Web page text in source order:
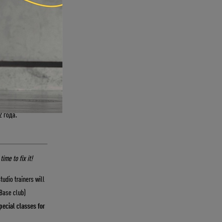
классы
позвоночник.
года.
time to fix it!
trainers will
club)
classes for